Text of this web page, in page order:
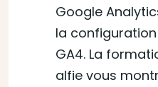
Google
la
GA4. La
alfie vous